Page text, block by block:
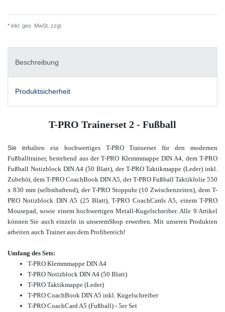
* inkl. ges. MwSt. zzgl.
Beschreibung
Produktsicherheit
T-PRO Trainerset 2 - Fußball
Sie erhalten ein hochwertiges T-PRO Trainerset für den modernen
Fußballtrainer, bestehend aus der T-PRO Klemmmappe DIN A4, dem T-PRO
Fußball Notizblock DIN A4 (50 Blatt), der T-PRO Taktikmappe (Leder) inkl.
Zubehör, dem T-PRO CoachBook DIN A5, der T-PRO Fußball Taktikfolie 550
x 830 mm (selbsthaftend), der T-PRO Stoppuhr (10 Zwischenzeiten), dem T-
PRO Notizblock DIN A5 (25 Blatt), T-PRO CoachCards A5, einem T-PRO
Mousepad, sowie einem hochwertigen Metall-Kugelschreiber. Alle 9 Artikel
können Sie auch einzeln in unseremShop erwerben. Mit unseren Produkten
arbeiten auch Trainer aus dem Profibereich!
Umfang des Sets:
T-PRO Klemmmappe DIN A4
T-PRO Notizblock DIN A4 (50 Blatt)
T-PRO Taktikmappe (Leder)
T-PRO CoachBook DIN A5 inkl. Kugelschreiber
T-PRO CoachCard A5 (Fußball) - 5er Set